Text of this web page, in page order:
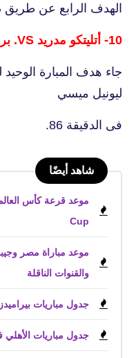
الهدف الرابع عن طريق
10- أتليتكو مدريد VS. برشلونة 0 - 1
جاء هدف المبارة
ليونيل ميسي
فى الدقيقة 86.
شاهد أيضًا
Cup
موعد مباراة مصر
والقنوات الناقلة
جدول مباريات بيراميدز
جدول مباريات الأهلي في